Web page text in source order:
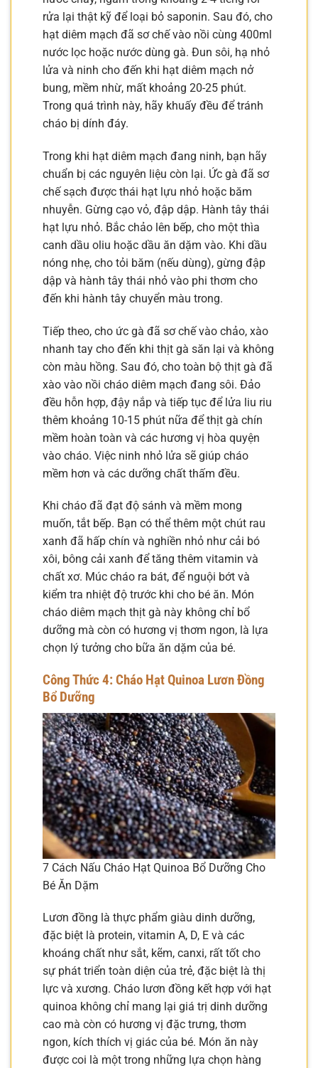
rửa lại thật kỹ để loại bỏ saponin. Sau đó, cho
hạt diêm mạch đã sơ chế vào nồi cùng 400ml
nước lọc hoặc nước dùng gà. Đun sôi, hạ nhỏ
lửa và ninh cho đến khi hạt diêm mạch nở
bung, mềm nhừ, mất khoảng 20-25 phút.
Trong quá trình này, hãy khuấy đều để tránh
cháo bị dính đáy.
Trong khi hạt diêm mạch đang ninh, bạn hãy
chuẩn bị các nguyên liệu còn lại. Ức gà đã sơ
chế sạch được thái hạt lựu nhỏ hoặc băm
nhuyễn. Gừng cạo vỏ, đập dập. Hành tây thái
hạt lựu nhỏ. Bắc chảo lên bếp, cho một thìa
canh dầu oliu hoặc dầu ăn dặm vào. Khi dầu
nóng nhẹ, cho tỏi băm (nếu dùng), gừng đập
dập và hành tây thái nhỏ vào phi thơm cho
đến khi hành tây chuyển màu trong.
Tiếp theo, cho ức gà đã sơ chế vào chảo, xào
nhanh tay cho đến khi thịt gà săn lại và không
còn màu hồng. Sau đó, cho toàn bộ thịt gà đã
xào vào nồi cháo diêm mạch đang sôi. Đảo
đều hỗn hợp, đậy nắp và tiếp tục để lửa liu riu
thêm khoảng 10-15 phút nữa để thịt gà chín
mềm hoàn toàn và các hương vị hòa quyện
vào cháo. Việc ninh nhỏ lửa sẽ giúp cháo
mềm hơn và các dưỡng chất thấm đều.
Khi cháo đã đạt độ sánh và mềm mong
muốn, tắt bếp. Bạn có thể thêm một chút rau
xanh đã hấp chín và nghiền nhỏ như cải bó
xôi, bông cải xanh để tăng thêm vitamin và
chất xơ. Múc cháo ra bát, để nguội bớt và
kiểm tra nhiệt độ trước khi cho bé ăn. Món
cháo diêm mạch thịt gà này không chỉ bổ
dưỡng mà còn có hương vị thơm ngon, là lựa
chọn lý tưởng cho bữa ăn dặm của bé.
Công Thức 4: Cháo Hạt Quinoa Lươn Đồng
Bổ Dưỡng
7 Cách Nấu Cháo Hạt Quinoa Bổ Dưỡng Cho
Bé Ăn Dặm
Lươn đồng là thực phẩm giàu dinh dưỡng,
đặc biệt là protein, vitamin A, D, E và các
khoáng chất như sắt, kẽm, canxi, rất tốt cho
sự phát triển toàn diện của trẻ, đặc biệt là thị
lực và xương. Cháo lươn đồng kết hợp với hạt
quinoa không chỉ mang lại giá trị dinh dưỡng
cao mà còn có hương vị đặc trưng, thơm
ngon, kích thích vị giác của bé. Món ăn này
được coi là một trong những lựa chọn hàng